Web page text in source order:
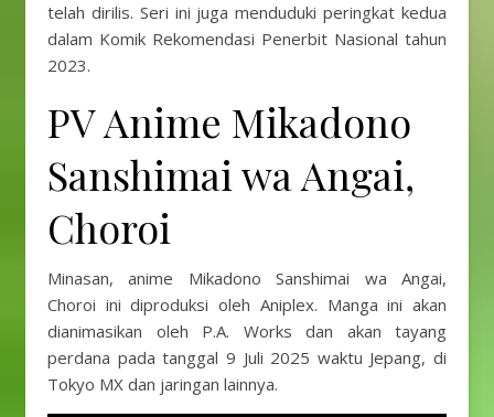
telah dirilis. Seri ini juga menduduki peringkat kedua
dalam Komik Rekomendasi Penerbit Nasional tahun
2023.
PV Anime Mikadono
Sanshimai wa Angai,
Choroi
Minasan, anime Mikadono Sanshimai wa Angai,
Choroi ini diproduksi oleh Aniplex. Manga ini akan
dianimasikan oleh P.A. Works dan akan tayang
perdana pada tanggal 9 Juli 2025 waktu Jepang, di
Tokyo MX dan jaringan lainnya.